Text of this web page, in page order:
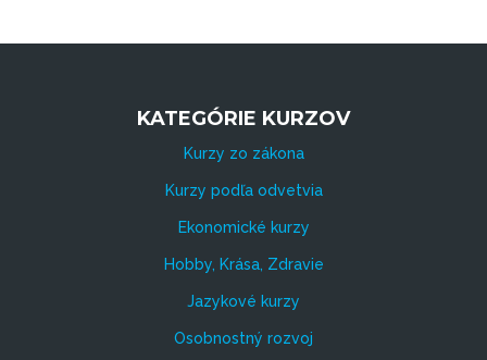
KATEGÓRIE KURZOV
Kurzy zo zákona
Kurzy podľa odvetvia
Ekonomické kurzy
Hobby, Krása, Zdravie
Jazykové kurzy
Osobnostný rozvoj